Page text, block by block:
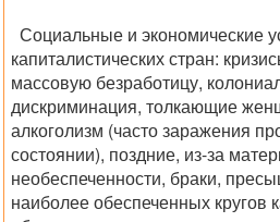
Социальные и экономические
капиталистических стран:
массовую безработицу,
дискриминация, толкающие
алкоголизм (часто заражения
состоянии), поздние, из-за
необеспеченности, браки,
наиболее обеспеченных кругов